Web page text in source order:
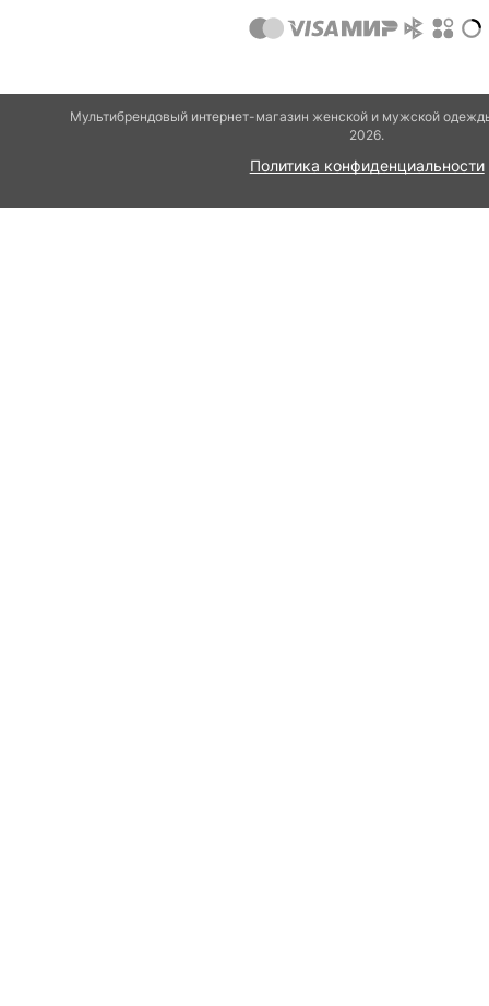
Мультибрендовый интернет-магазин женской и мужской
2026.
Политика конфиденциальности